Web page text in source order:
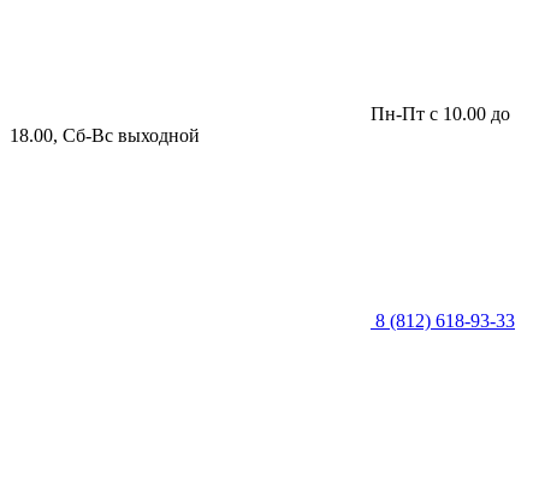
Пн-Пт с 10.00 до
18.00, Сб-Вс выходной
8 (812) 618-93-33